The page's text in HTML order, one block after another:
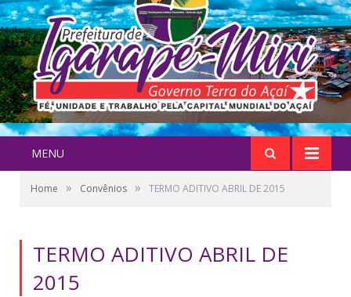
MENU
Home » Convênios » TERMO ADITIVO ABRIL DE 2015
TERMO ADITIVO ABRIL DE
2015